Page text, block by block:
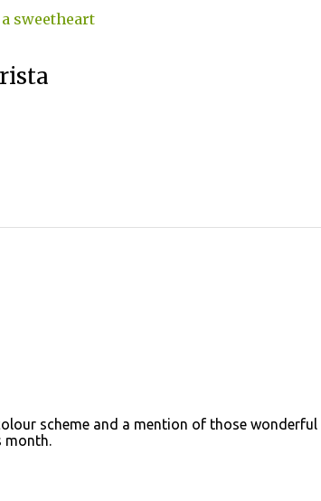
sweetheart
scheme and a mention of those
month.